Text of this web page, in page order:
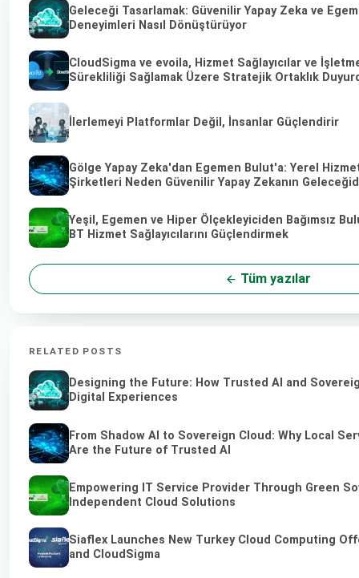
Geleceği Tasarlamak: Güvenilir Yapay Zeka ve
Deneyimleri Nasıl Dönüştürüyor
CloudSigma ve evoila, Hizmet Sağlayıcılar ve
Sürekliliği Sağlamak Üzere Stratejik Ortaklık
İlerlemeyi Platformlar Değil, İnsanlar Güçlendirir
Gölge Yapay Zeka'dan Egemen Bulut'a: Yerel
Şirketleri Neden Güvenilir Yapay Zekanın
Yeşil, Egemen ve Hiper Ölçekleyiciden Bağımsız
BT Hizmet Sağlayıcılarını Güçlendirmek
Tüm yazılar
RELATED POSTS
Designing the Future: How Trusted AI and
Digital Experiences
From Shadow AI to Sovereign Cloud: Why Local
Are the Future of Trusted AI
Empowering IT Service Provider Through Green
Independent Cloud Solutions
Siaflex Launches New Turkey Cloud Computing
and CloudSigma